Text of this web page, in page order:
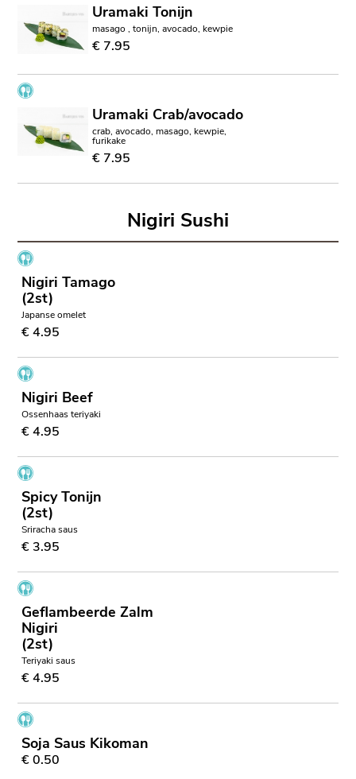
Uramaki Tonijn
masago , tonijn, avocado, kewpie
€ 7.95
Uramaki Crab/avocado
crab, avocado, masago, kewpie,
furikake
€ 7.95
Nigiri Sushi
Nigiri Tamago
(2st)
Japanse omelet
€ 4.95
Nigiri Beef
Ossenhaas teriyaki
€ 4.95
Spicy Tonijn
(2st)
Sriracha saus
€ 3.95
Geflambeerde Zalm
Nigiri
(2st)
Teriyaki saus
€ 4.95
Soja Saus Kikoman
€ 0.50